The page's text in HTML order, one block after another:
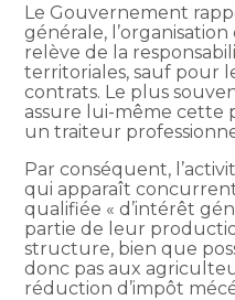
Le Gouvernement
générale,
relève de la
territoriales, sauf pour
contrats. Le plus
assure lui-même cette
un traiteur
Par conséquent,
qui apparaît
qualifiée « d’intérêt
partie de leur
structure, bien que
donc pas aux
réduction d’impôt